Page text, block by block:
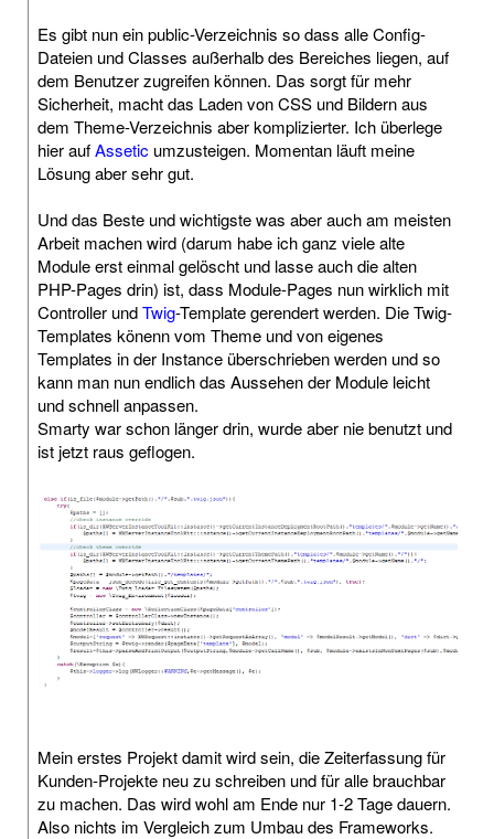
Es gibt nun ein public-Verzeichnis so dass alle Config-
Dateien und Classes außerhalb des Bereiches liegen, auf
dem Benutzer zugreifen können. Das sorgt für mehr
Sicherheit, macht das Laden von CSS und Bildern aus
dem Theme-Verzeichnis aber komplizierter. Ich überlege
hier aufAssetic umzusteigen. Momentan läuft meine
Lösung aber sehr gut.
Und das Beste und wichtigste was aber auch am meisten
Arbeit machen wird (darum habe ich ganz viele alte
Module erst einmal gelöscht und lasse auch die alten
PHP-Pages drin) ist, dass Module-Pages nun wirklich mit
Controller undTwig-Template gerendert werden. Die Twig-
Templates könenn vom Theme und von eigenes
Templates in der Instance überschrieben werden und so
kann man nun endlich das Aussehen der Module leicht
und schnell anpassen.
Smarty war schon länger drin, wurde aber nie benutzt und
ist jetzt raus geflogen.
Mein erstes Projekt damit wird sein, die Zeiterfassung für
Kunden-Projekte neu zu schreiben und für alle brauchbar
zu machen. Das wird wohl am Ende nur 1-2 Tage dauern.
Also nichts im Vergleich zum Umbau des Frameworks.